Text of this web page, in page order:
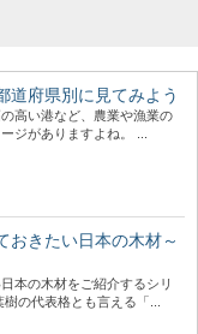
道府県別に見てみよう
高い港など、農業や漁業の
ジがありますよね。 ...
おきたい日本の木材～
本の木材をご紹介するシリ
の代表格とも言える「...